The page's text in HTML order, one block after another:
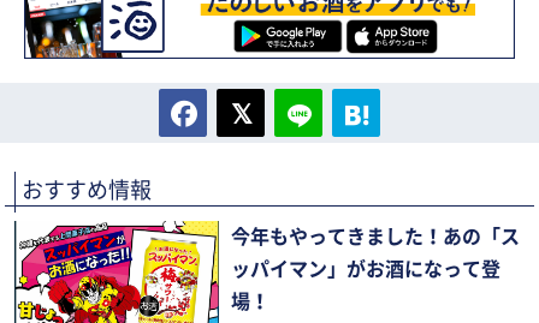
おすすめ情報
今年もやってきました！あの「ス
ッパイマン」がお酒になって登
場！